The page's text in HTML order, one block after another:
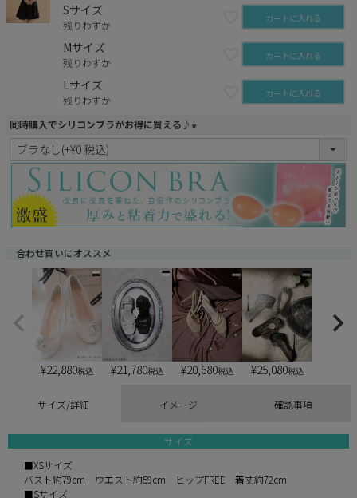
Sサイズ
残りわずか カートに入れる
Mサイズ
残りわずか カートに入れる
Lサイズ
残りわずか カートに入れる
同時購入でシリコンブラがお得に買える♪
(
須
)
合わせ買いにオススメ
¥22,880税込 ¥21,780税込 ¥20,680税込 ¥25,080税込
サイズ/詳細 イメージ 確認事項
サイズ
■XSサイズ
バスト約79cm ウエスト約59cm ヒップFREE 着丈約72cm
■Sサイズ